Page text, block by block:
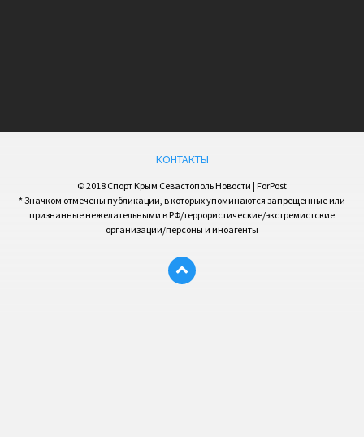
КОНТАКТЫ
© 2018 Спорт Крым Севастополь Новости | ForPost
* Значком отмечены публикации, в которых упоминаются запрещенные или
признанные нежелательными в РФ/террористические/экстремистские
организации/персоны и иноагенты